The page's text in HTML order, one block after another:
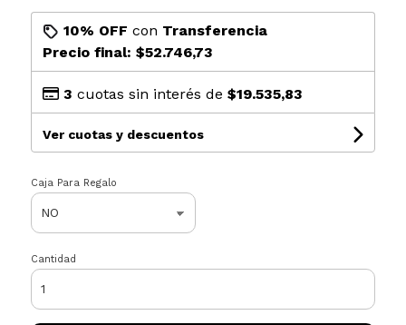
10% OFF con Transferencia
Precio final: $52.746,73
3 cuotas sin interés de $19.535,83
Ver cuotas y descuentos
Caja Para Regalo
Cantidad